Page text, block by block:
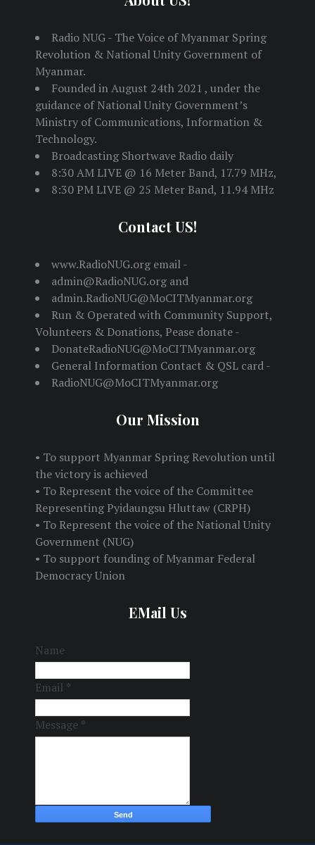
Radio NUG - The Voice of Myanmar Spring
Revolution & National Unity Government of
Myanmar.
Founded in August 24th 2021 , under the
guidance of National Unity Government’s
Ministry of Communications, Information &
Technology.
Broadcasting Shortwave Radio daily
8:30 AM LIVE @ 16 Meter Band, 17.79 MHz,
8:30 PM LIVE @ 25 Meter Band, 11.94 MHz
Contact US!
www.RadioNUG.org email -
admin@RadioNUG.org and
admin.RadioNUG@MoCITMyanmar.org
Run & Operated with Community Support,
Volunteers & Donations, Pease donate -
DonateRadioNUG@MoCITMyanmar.org
General Information Contact & QSL card -
RadioNUG@MoCITMyanmar.org
Our Mission
• To support Myanmar Spring Revolution until
the victory is achieved
• To Represent the voice of the Committee
Representing Pyidaungsu Hluttaw (CRPH)
• To Represent the voice of the National Unity
Government (NUG)
• To support founding of Myanmar Federal
Democracy Union
EMail Us
Name
Email *
Message *